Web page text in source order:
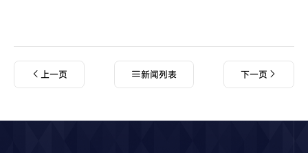
上一页 新闻列表 下一页